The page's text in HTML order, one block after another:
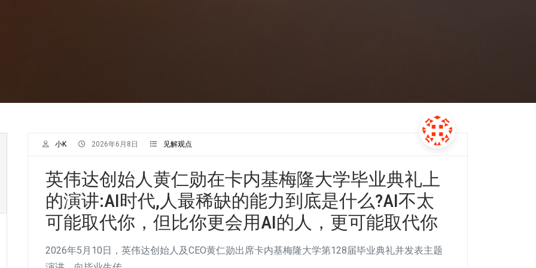
小K 2026年6月8日 见解观点
英伟达创始人黄仁勋在卡内基梅隆大学毕业典礼上
的演讲:AI时代,人最稀缺的能力到底是什么?AI不太
可能取代你，但比你更会用AI的人，更可能取代你
2026年5月10日，英伟达创始人及CEO黄仁勋出席卡内基梅隆大学第128届毕业典礼并发表主题